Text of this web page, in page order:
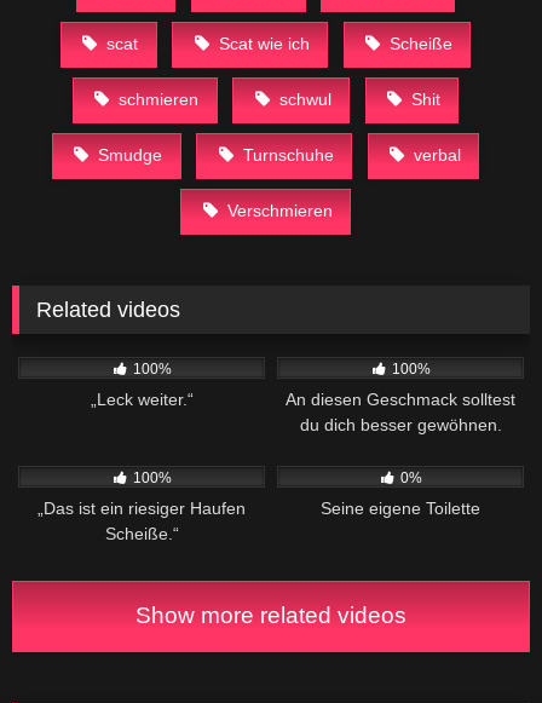
scat Scat wie ich Scheiße
schmieren schwul Shit
Smudge Turnschuhe verbal
Verschmieren
Related videos
100%
„Leck weiter.“
100%
An diesen Geschmack solltest
du dich besser gewöhnen.
100%
„Das ist ein riesiger Haufen
Scheiße.“
0%
Seine eigene Toilette
Show more related videos